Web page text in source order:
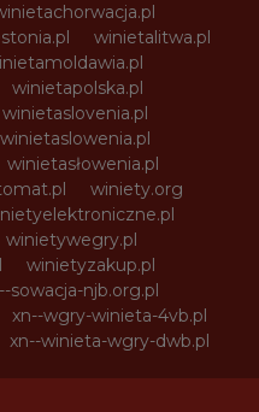
winietalitwa.pl
winietapolska.pl
winietaslovenia.pl
winietaslowenia.pl
winietasłowenia.pl
winiety.org
winietywegry.pl
winietyzakup.pl
sowacja-njb.org.pl
xn--wgry-winieta-4vb.pl
xn--winieta-wgry-dwb.pl